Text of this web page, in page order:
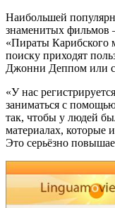
Наибольшей
знаменитых фильмов
«Пираты Карибского
поиску приходят
Джонни Деппом или
«У нас
заниматься с
так, чтобы у людей
материалах, которые
Это серьёзно